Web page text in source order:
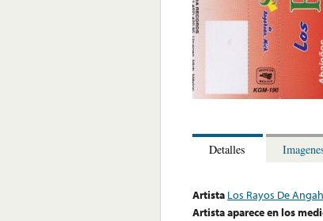
Detalles
Artista Los Rayos De
Artista aparece en los